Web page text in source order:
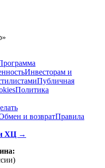
Инвесторам и
Публичная
Политика
и возвратПравила
ХЦ →